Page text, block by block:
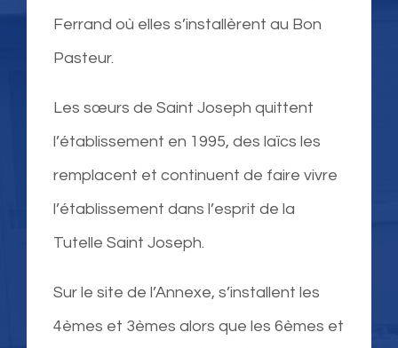
Saint-Joseph Pont
Ferrand où elles s’installèrent au Bon
Pasteur.
Les sœurs de Saint Joseph quittent
l’établissement en 1995, des laïcs les
remplacent et continuent de faire vivre
l’établissement dans l’esprit de la
Tutelle Saint Joseph.
Sur le site de l’Annexe, s’installent les
4èmes et 3èmes alors que les 6èmes et